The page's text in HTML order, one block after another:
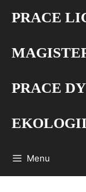
PRACE
PRACE
EKOLOGII
Menu